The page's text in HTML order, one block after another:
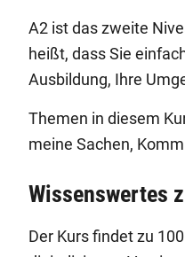
A2 ist das zweite
heißt, dass Sie
Ausbildung, Ihre
Themen in diesem
meine Sachen,
Wissenswertes
Der Kurs findet zu